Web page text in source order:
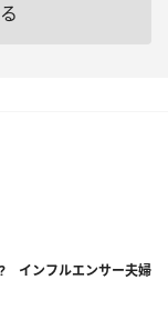
インフルエンサー夫婦